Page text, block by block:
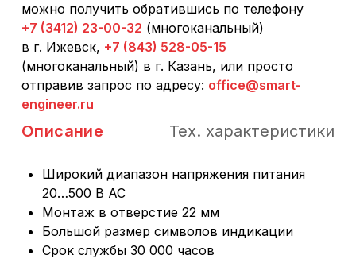
можно получить обратившись по телефону
+7 (3412) 23-00-32 (многоканальный)
в г. Ижевск, +7 (843) 528-05-15
(многоканальный) в г. Казань, или просто
отправив запрос по адресу: office@smart-
engineer.ru
Описание Тех. характеристики
Широкий диапазон напряжения питания
20…500 В АС
Монтаж в отверстие 22 мм
Большой размер символов индикации
Срок службы 30 000 часов